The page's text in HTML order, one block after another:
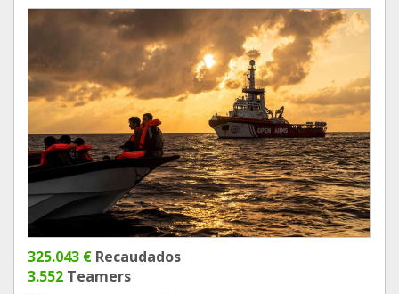
325.043 € Recaudados
3.552 Teamers